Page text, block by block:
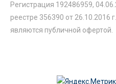
Регистрация 192486959,
реестре 356390 от
являются публичной офертой.